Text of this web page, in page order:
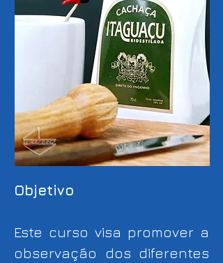
Objetivo
Este curso visa promover a
observação dos diferentes